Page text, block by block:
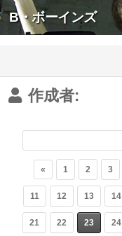
Skip to content
B・ボーインズ
作成者:
« 1 2 3
11 12 13 14
21 22 23 24